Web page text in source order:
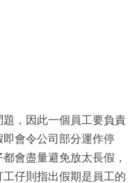
，因此一個員工要負責
會令公司部分運作停
會盡量避免放太長假，
仔則指出假期是員工的